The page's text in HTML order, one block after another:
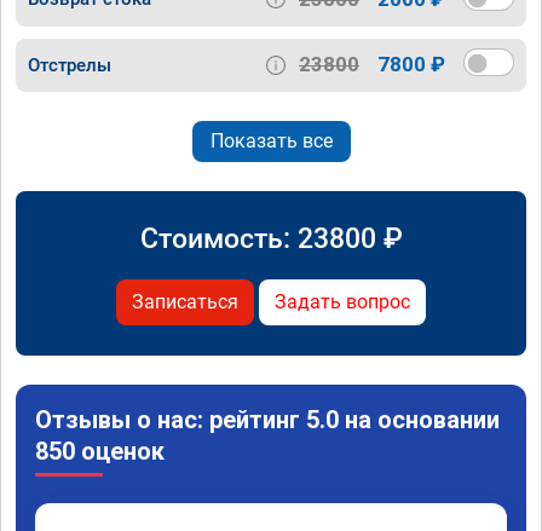
Отстрелы 23800 7800 ₽
Показать все
Стоимость: 23800 ₽
Записаться Задать вопрос
Отзывы о нас: рейтинг 5.0 на основании
850 оценок